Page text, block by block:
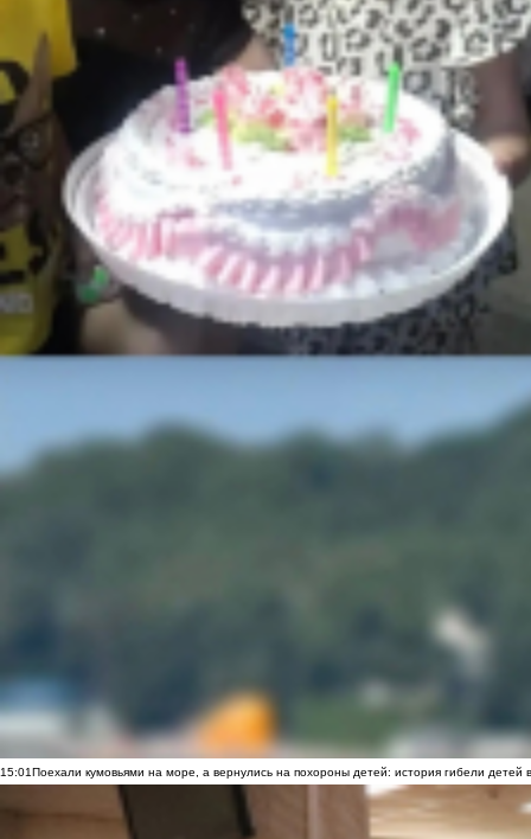
15:01Поехали кумовьями на море, а вернулись на похороны детей: история гибели детей